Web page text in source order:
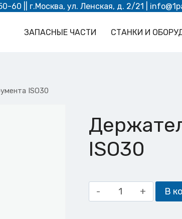
60 || г.Москва, ул. Ленская, д. 2/21 |
ЗАПАСНЫЕ ЧАСТИ СТАНКИ И
ISO30
ISO30
Количество
товара
В